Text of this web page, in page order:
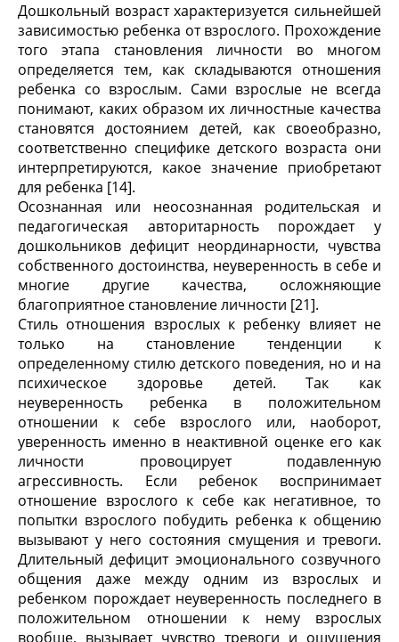
Дошкольный возраст характеризуется сильнейшей
зависимостью ребенка от взрослого. Прохождение
того этапа становления личности во многом
определяется тем, как складываются отношения
ребенка со взрослым. Сами взрослые не всегда
понимают, каких образом их личностные качества
становятся достоянием детей, как своеобразно,
соответственно специфике детского возраста они
интерпретируются, какое значение приобретают
для ребенка [14].
Осознанная или неосознанная родительская и
педагогическая авторитарность порождает у
дошкольников дефицит неординарности, чувства
собственного достоинства, неуверенность в себе и
многие другие качества, осложняющие
благоприятное становление личности [21].
Стиль отношения взрослых к ребенку влияет не
только на становление тенденции к
определенному стилю детского поведения, но и на
психическое здоровье детей. Так как
неуверенность ребенка в положительном
отношении к себе взрослого или, наоборот,
уверенность именно в неактивной оценке его как
личности провоцирует подавленную
агрессивность. Если ребенок воспринимает
отношение взрослого к себе как негативное, то
попытки взрослого побудить ребенка к общению
вызывают у него состояния смущения и тревоги.
Длительный дефицит эмоционального созвучного
общения даже между одним из взрослых и
ребенком порождает неуверенность последнего в
положительном отношении к нему взрослых
вообще, вызывает чувство тревоги и ощущения